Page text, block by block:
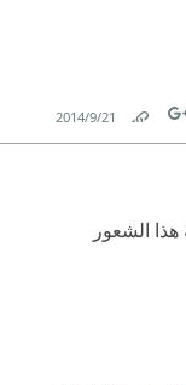
Link
21‏/9‏/2014
الشعور